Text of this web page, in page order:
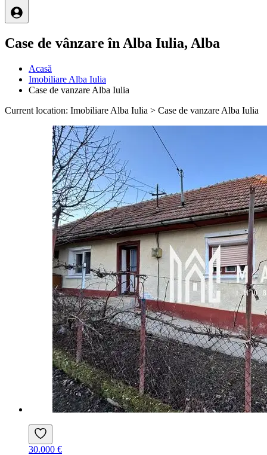
Case de vânzare în Alba Iulia, Alba
Acasă
Imobiliare Alba Iulia
Case de vanzare Alba Iulia
Current location: Imobiliare Alba Iulia > Case de vanzare Alba Iulia
30.000 €